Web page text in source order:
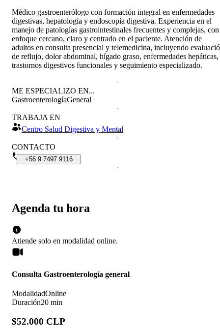
Agenda tu hora
Atiende solo en modalidad online.
Consulta Gastroenterología general
ModalidadOnline
Duración20 min
$52.000 CLP
Médico gastroenterólogo con formación integral en enfermedades
digestivas, hepatología y endoscopía digestiva. Experiencia en el
manejo de patologías gastrointestinales frecuentes y complejas, con
enfoque cercano, claro y centrado en el paciente. Atención de
adultos en consulta presencial y telemedicina, incluyendo
de reflujo, dolor abdominal, hígado graso, enfermedades hepáticas,
trastornos digestivos funcionales y seguimiento especializado.
ME ESPECIALIZO EN...
GastroenterologíaGeneral
TRABAJA EN
Centro Salud Digestiva y Mental
CONTACTO
+56 9 7497 9116